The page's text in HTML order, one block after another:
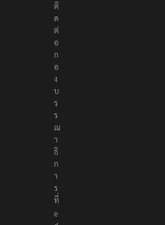
ติ
ด
ต่
อ
ก
อ
ง
บ
ร
ร
ณ
า
ธิ
ก
า
ร
ที่
e